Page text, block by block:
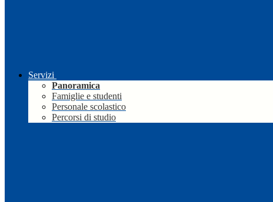
Servizi
Panoramica
Famiglie e studenti
Personale scolastico
Percorsi di studio